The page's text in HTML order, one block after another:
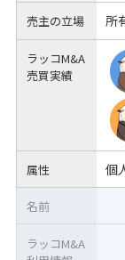
売主の立場 所
ラッコM&A
売買実績
属性 個
名前
ラッコM&A